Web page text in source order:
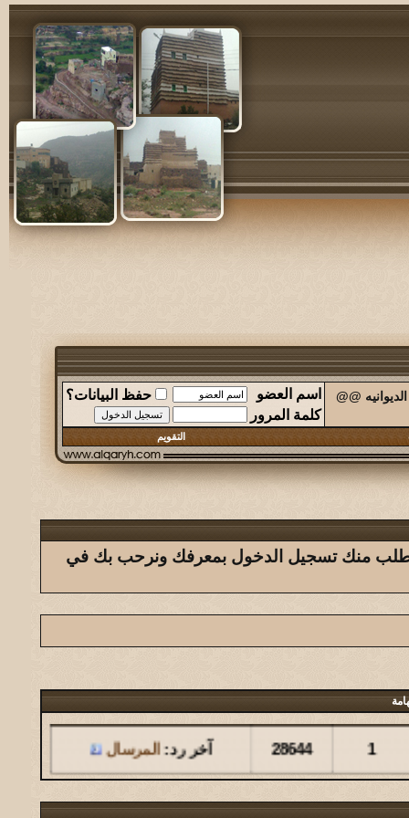
@@ اسم العضو
حفظ البيانات؟
كلمة المرور
التقويم
يتطلب منك تسجيل الدخول بمعرفك ونرحب بك في
مشاركات
1
28644 آخر رد:المرسال
126
146150 آخر رد:المشرقي